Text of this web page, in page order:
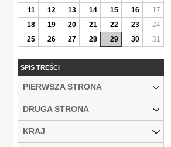
11
12 13 14 15 16
17
18
19 20 21 22 23
24
25
26 27 28 29 30 31
SPIS TREŚCI
PIERWSZA STRONA
DRUGA STRONA
KRAJ